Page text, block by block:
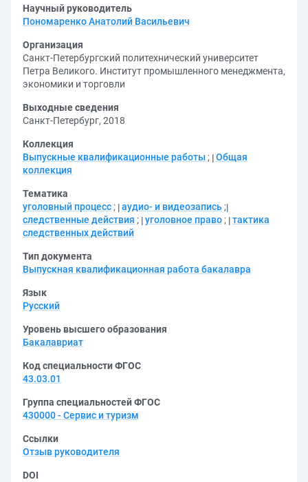
Научный руководитель
Пономаренко Анатолий Васильевич
Организация
Санкт-Петербургский политехнический университет
Петра Великого. Институт промышленного менеджмента,
экономики и торговли
Выходные сведения
Санкт-Петербург, 2018
Коллекция
Выпускные квалификационные работы ; Общая
коллекция
Тематика
уголовный процесс ; аудио- и видеозапись ;
следственные действия ; уголовное право ; тактика
следственных действий
Тип документа
Выпускная квалификационная работа бакалавра
Язык
Русский
Уровень высшего образования
Бакалавриат
Код специальности ФГОС
43.03.01
Группа специальностей ФГОС
430000 - Сервис и туризм
Ссылки
Отзыв руководителя
DOI